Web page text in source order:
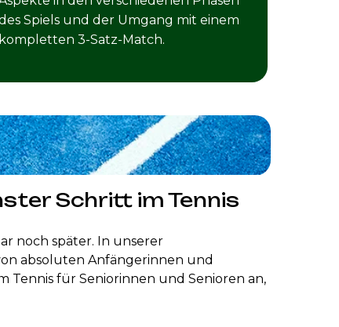
Spiels und der Umgang mit einem
kompletten 3-Satz-Match.
Schritt im Tennis
noch später. In unserer
absoluten Anfängerinnen und
für Seniorinnen und Senioren an,